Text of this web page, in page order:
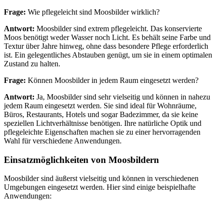
Frage: Wie pflegeleicht sind Moosbilder wirklich?
Antwort: Moosbilder sind extrem pflegeleicht. Das konservierte
Moos benötigt weder Wasser noch Licht. Es behält seine Farbe und
Textur über Jahre hinweg, ohne dass besondere Pflege erforderlich
ist. Ein gelegentliches Abstauben genügt, um sie in einem optimalen
Zustand zu halten.
Frage: Können Moosbilder in jedem Raum eingesetzt werden?
Antwort: Ja, Moosbilder sind sehr vielseitig und können in nahezu
jedem Raum eingesetzt werden. Sie sind ideal für Wohnräume,
Büros, Restaurants, Hotels und sogar Badezimmer, da sie keine
speziellen Lichtverhältnisse benötigen. Ihre natürliche Optik und
pflegeleichte Eigenschaften machen sie zu einer hervorragenden
Wahl für verschiedene Anwendungen.
Einsatzmöglichkeiten von Moosbildern
Moosbilder sind äußerst vielseitig und können in verschiedenen
Umgebungen eingesetzt werden. Hier sind einige beispielhafte
Anwendungen: